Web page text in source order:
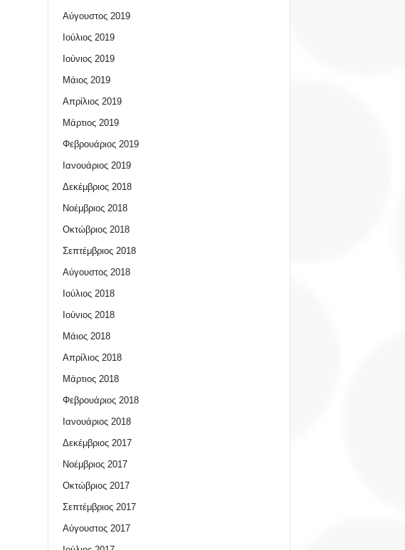
Αύγουστος 2019
Ιούλιος 2019
Ιούνιος 2019
Μάιος 2019
Απρίλιος 2019
Μάρτιος 2019
Φεβρουάριος 2019
Ιανουάριος 2019
Δεκέμβριος 2018
Νοέμβριος 2018
Οκτώβριος 2018
Σεπτέμβριος 2018
Αύγουστος 2018
Ιούλιος 2018
Ιούνιος 2018
Μάιος 2018
Απρίλιος 2018
Μάρτιος 2018
Φεβρουάριος 2018
Ιανουάριος 2018
Δεκέμβριος 2017
Νοέμβριος 2017
Οκτώβριος 2017
Σεπτέμβριος 2017
Αύγουστος 2017